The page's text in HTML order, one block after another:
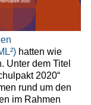
hatten wie
Unter dem Titel
2020“
rund um den
im Rahmen